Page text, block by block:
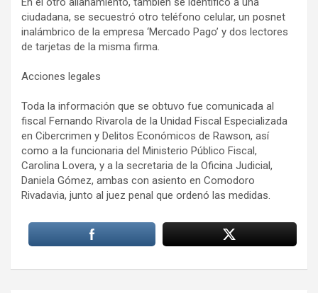
ciudadana, se secuestró otro teléfono celular, un posnet
inalámbrico de la empresa ‘Mercado Pago’ y dos lectores
de tarjetas de la misma firma.
Acciones legales
Toda la información que se obtuvo fue comunicada al
fiscal Fernando Rivarola de la Unidad Fiscal Especializada
en Cibercrimen y Delitos Económicos de Rawson, así
como a la funcionaria del Ministerio Público Fiscal,
Carolina Lovera, y a la secretaria de la Oficina Judicial,
Daniela Gómez, ambas con asiento en Comodoro
Rivadavia, junto al juez penal que ordenó las medidas.